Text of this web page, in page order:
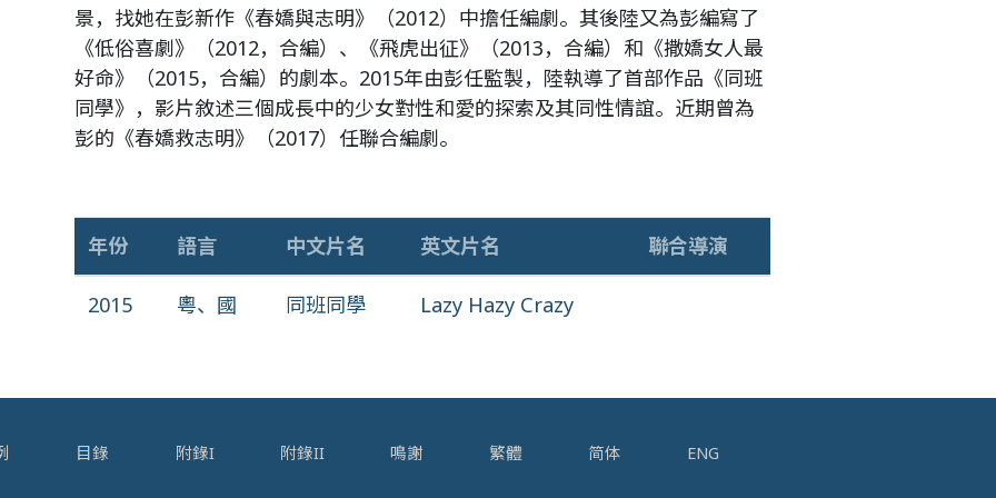
景，找她在彭新作《春嬌與志明》（2012）中擔任編劇。其後陸又為彭編寫了
《低俗喜劇》（2012，合編）、《飛虎出征》（2013，合編）和《撒嬌女人最
好命》（2015，合編）的劇本。2015年由彭任監製，陸執導了首部作品《同班
同學》，影片敘述三個成長中的少女對性和愛的探索及其同性情誼。近期曾為
彭的《春嬌救志明》（2017）任聯合編劇。
年份 語言 中文片名 英文片名 聯合導演
2015 粵、國 同班同學 Lazy Hazy Crazy
目錄 附錄I 附錄II 鳴謝 繁體 简体 ENG